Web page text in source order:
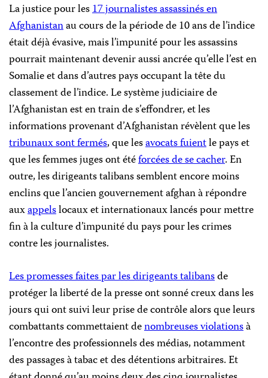
La justice pour les17 journalistes assassinés en
Afghanistanau cours de la période de 10 ans de l’indice
était déjà évasive, mais l’impunité pour les assassins
pourrait maintenant devenir aussi ancrée qu’elle l’est en
Somalie et dans d’autres pays occupant la tête du
classement de l’indice. Le système judiciaire de
l’Afghanistan est en train de s’effondrer, et les
informations provenant d’Afghanistan révèlent que les
tribunaux sont fermés, que lesavocats fuientle pays et
que les femmes juges ont étéforcées de se cacher. En
outre, les dirigeants talibans semblent encore moins
enclins que l’ancien gouvernement afghan à répondre
auxappelslocaux et internationaux lancés pour mettre
fin à la culture d’impunité du pays pour les crimes
contre les journalistes.
Les promesses faites par les dirigeants talibansde
protéger la liberté de la presse ont sonné creux dans les
jours qui ont suivi leur prise de contrôle alors que leurs
combattants commettaient denombreusesviolationsà
l’encontre des professionnels des médias, notamment
des passages à tabac et des détentions arbitraires. Et